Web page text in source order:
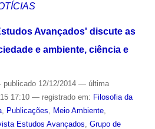
Avançados' discute as
e ambiente, ciência e
publicado12/12/2014 — última
17:10 — registrado em: Filosofia da
, Publicações Meio Ambiente,
Estudos Avançados Grupo de